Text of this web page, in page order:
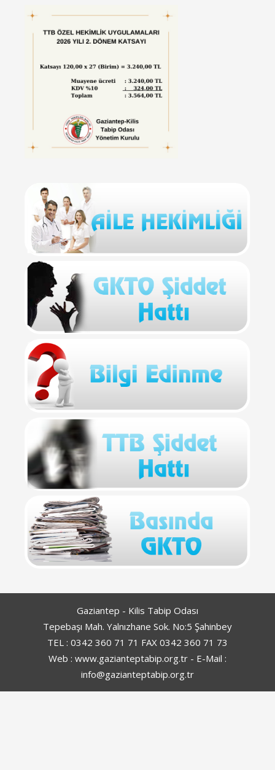
Gaziantep - Kilis Tabip Odası
Tepebaşı Mah. Yalnızhane Sok. No:5 Şahinbey
TEL : 0342 360 71 71 FAX 0342 360 71 73
Web : www.gazianteptabip.org.tr - E-Mail :
info@gazianteptabip.org.tr